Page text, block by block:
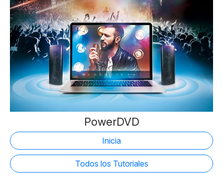
PowerDVD
Inicia
Todos los Tutoriales